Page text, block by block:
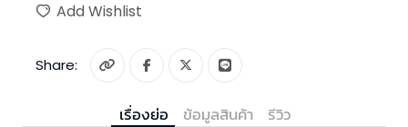
Add Wishlist
Share:
เรื่องย่อ ข้อมูลสินค้า รีวิว